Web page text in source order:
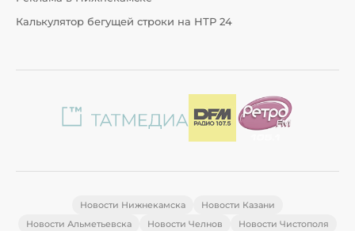
Калькулятор бегущей строки на НТР 24
Новости Нижнекамска
Новости Казани
Новости Альметьевска
Новости Челнов
Новости Чистополя